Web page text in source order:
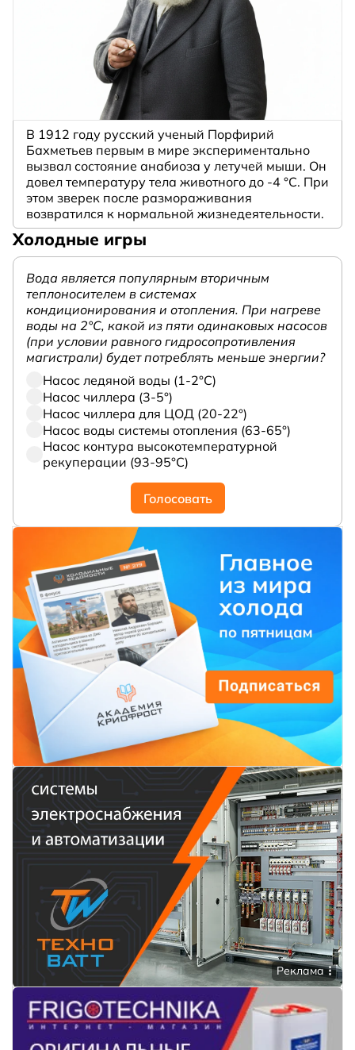
В 1912 году русский ученый Порфирий
Бахметьев первым в мире экспериментально
вызвал состояние анабиоза у летучей мыши. Он
довел температуру тела животного до -4 °C. При
этом зверек после размораживания
возвратился к нормальной жизнедеятельности.
Холодные игры
Вода является популярным вторичным
теплоносителем в системах
кондиционирования и отопления. При нагреве
воды на 2°С, какой из пяти одинаковых насосов
(при условии равного гидросопротивления
магистрали) будет потреблять меньше энергии?
Насос ледяной воды (1-2°С)
Насос чиллера (3-5°)
Насос чиллера для ЦОД (20-22°)
Насос воды системы отопления (63-65°)
Насос контура высокотемпературной
рекуперации (93-95°С)
Голосовать
Реклама